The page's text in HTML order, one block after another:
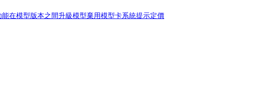
能在模型版本之間升級模型棄用模型卡系統提示定價